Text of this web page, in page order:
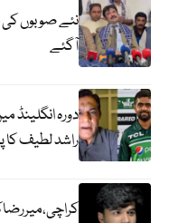
نئے صوبوں
آگئے
دورہ انگلینڈ
راشد لطیف کا